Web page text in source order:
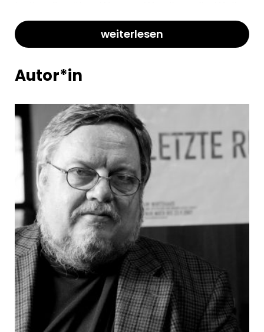
auf ein kleines Nest trifft, kommt es nicht
selten zu Konflikten. Scharfer Lesestoff für
alle, die gerne in die Ferne schweifen."
weiterlesen
Autor*in